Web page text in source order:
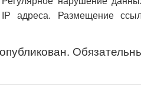
адреса. Размещение